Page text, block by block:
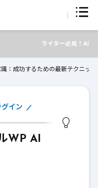
ライター必見！AIが支える最
識：成功するための最新テクニッ
WP AI
イン